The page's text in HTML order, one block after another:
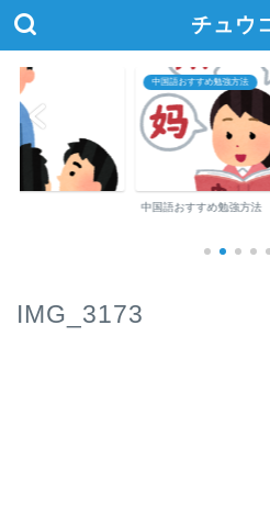
チュウ
中国語おすすめ勉強方法
中国語おすすめ勉強方法
IMG_3173